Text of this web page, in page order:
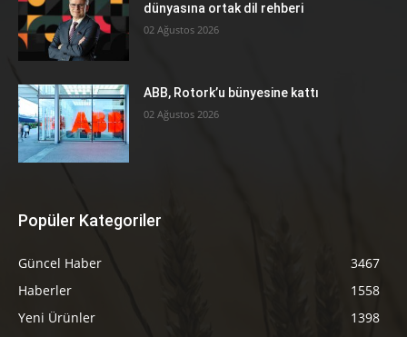
dünyasına ortak dil rehberi
02 Ağustos 2026
ABB, Rotork’u bünyesine kattı
02 Ağustos 2026
Popüler Kategoriler
Güncel Haber
3467
Haberler
1558
Yeni Ürünler
1398